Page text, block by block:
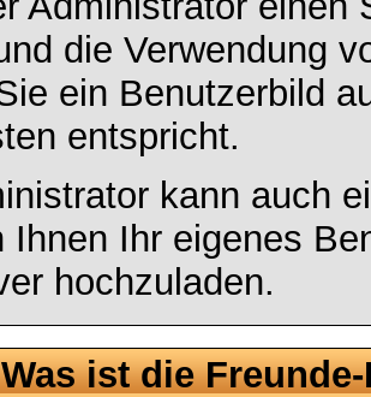
die Verwendung
ein Benutzerbild
entspricht.
kann auch
Ihnen Ihr eigenes
hochzuladen.
Was ist die